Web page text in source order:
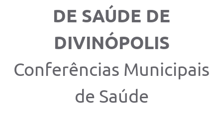
DE SAÚDE DE
DIVINÓPOLIS
Conferências Municipais
de Saúde